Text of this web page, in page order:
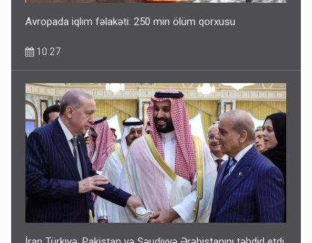
Avropada iqlim fəlakəti: 250 min ölüm qorxusu
10:27